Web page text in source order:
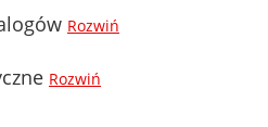
Rozwiń
Rozwiń